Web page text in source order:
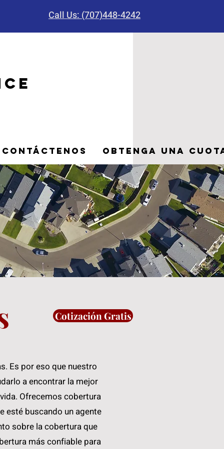
Call Us: (707)448-4242
Contáctenos Obtenga una
Cotización Gratis
Es por eso que nuestro
a encontrar la mejor
Ofrecemos cobertura
esté buscando un agente
sobre la cobertura que
más confiable para